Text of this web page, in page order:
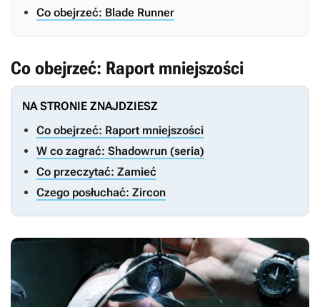
Co obejrzeć: Blade Runner
Co obejrzeć: Raport mniejszości
NA STRONIE ZNAJDZIESZ
Co obejrzeć: Raport mniejszości
W co zagrać: Shadowrun (seria)
Co przeczytać: Zamieć
Czego posłuchać: Zircon